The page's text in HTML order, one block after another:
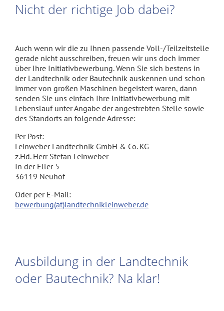
Nicht der richtige Job dabei?
Auch wenn wir die zu Ihnen passende Voll-/Teilzeitstelle
gerade nicht ausschreiben, freuen wir uns doch immer
über Ihre Initiativbewerbung. Wenn Sie sich bestens in
der Landtechnik oder Bautechnik auskennen und schon
immer von großen Maschinen begeistert waren, dann
senden Sie uns einfach Ihre Initiativbewerbung mit
Lebenslauf unter Angabe der angestrebten Stelle sowie
des Standorts an folgende Adresse:
Per Post:
Leinweber Landtechnik GmbH & Co. KG
z.Hd. Herr Stefan Leinweber
In der Eller 5
36119 Neuhof
Oder per E-Mail:
bewerbung(at)landtechnikleinweber.de
Ausbildung in der Landtechnik
oder Bautechnik? Na klar!